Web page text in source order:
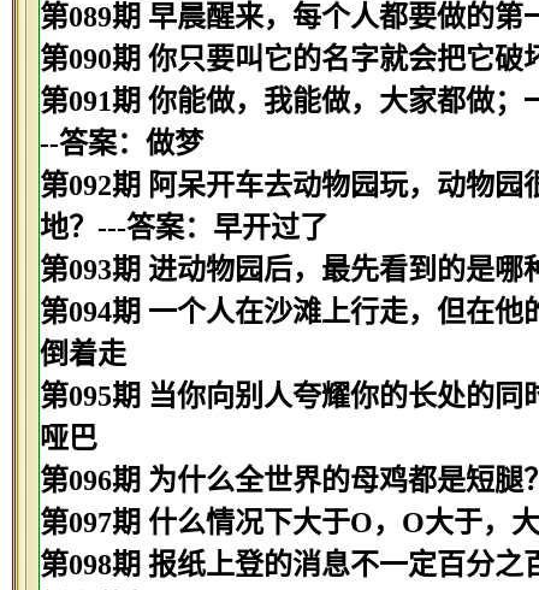
第089期 早晨醒来，每个人都要做的
第090期 你只要叫它的名字就会把它
第091期 你能做，我能做，大家都做
--答案：做梦
第092期 阿呆开车去动物园玩，动物
地？---答案：早开过了
第093期 进动物园后，最先看到的是哪
第094期 一个人在沙滩上行走，但在
倒着走
第095期 当你向别人夸耀你的长处的
哑巴
第096期 为什么全世界的母鸡都是短
第097期 什么情况下大于O，O大于，
第098期 报纸上登的消息不一定百分